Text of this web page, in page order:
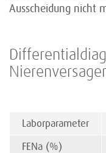
Ausscheidung nicht
Laborparameter
FENa (%)